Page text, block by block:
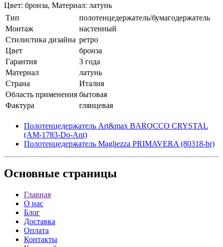
Цвет: бронза, Материал: латунь
Тип
полотенцедержатель/бумагодержатель
Монтаж
настенный
Стилистика дизайна ретро
Цвет
бронза
Гарантия
3 года
Материал
латунь
Страна
Италия
Область применения бытовая
Фактура
глянцевая
Полотенцедержатель Art&max BAROCCO CRYSTAL
(AM-1783-Do-Ant)
Полотенцедержатель Magliezza PRIMAVERA (80318-br)
Основные страницы
Главная
О нас
Блог
Доставка
Оплата
Контакты